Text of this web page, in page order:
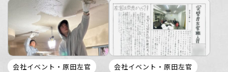
会社イベント・原田左官 会社イベント・原田左官